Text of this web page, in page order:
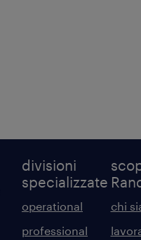
divisioni
specializzate
operational
professional
chi